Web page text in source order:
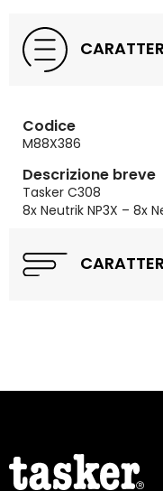
Codice
M88X386
Descrizione breve
Tasker C308
8x Neutrik NP3X – 8x